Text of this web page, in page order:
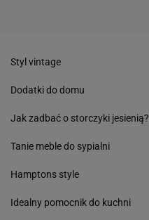
Styl vintage
Dodatki do domu
Jak zadbać o storczyki jesienią?
Tanie meble do sypialni
Hamptons style
Idealny pomocnik do kuchni